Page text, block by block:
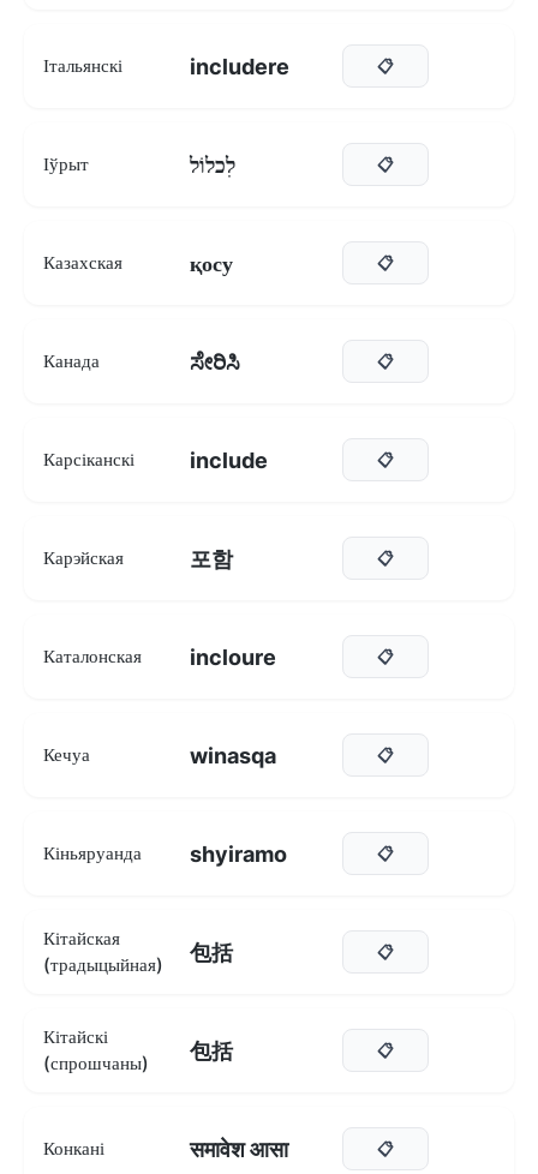
Італьянскі includere 📋
Іўрыт לִכלוֹל 📋
Казахская қосу 📋
Канада ಸೇರಿಸಿ 📋
Карсіканскі include 📋
Карэйская 포함 📋
Каталонская incloure 📋
Кечуа winasqa 📋
Кіньяруанда shyiramo 📋
Кітайская
(традыцыйная)
包括 📋
Кітайскі
(спрошчаны)
包括 📋
Конкані समावेश आसा 📋